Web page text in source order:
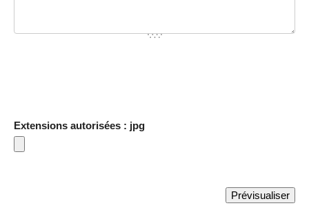
Extensions autorisées : jpg